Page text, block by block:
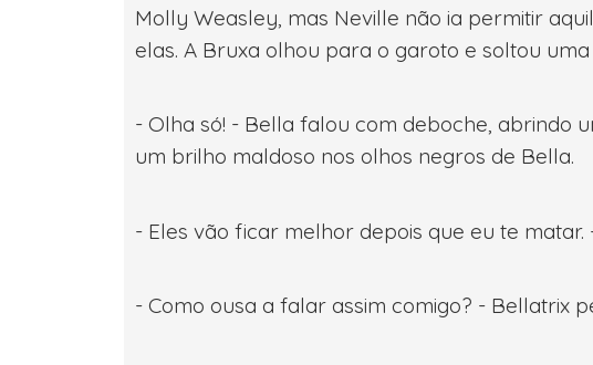
Molly Weasley, mas Neville não ia permitir
elas. A Bruxa olhou para o garoto e soltou
- Olha só! - Bella falou com deboche, abrindo
um brilho maldoso nos olhos negros de Bella.
- Eles vão ficar melhor depois que eu te
- Como ousa a falar assim comigo? - Bellatrix